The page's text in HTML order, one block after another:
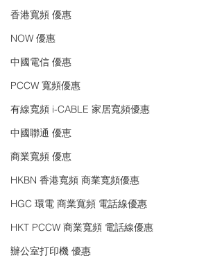
香港寬頻 優惠
NOW 優惠
中國電信 優惠
PCCW 寬頻優惠
有線寬頻 i-CABLE 家居寬頻優惠
中國聯通 優恵
商業寬頻 優恵
HKBN 香港寬頻 商業寬頻優惠
HGC 環電 商業寬頻 電話線優惠
HKT PCCW 商業寬頻 電話線優惠
辦公室打印機 優惠